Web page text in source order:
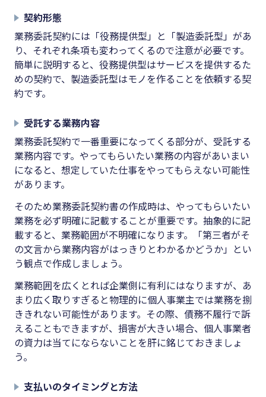
契約形態
業務委託契約には「役務提供型」と「製造委託型」があ
り、それぞれ条項も変わってくるので注意が必要です。
簡単に説明すると、役務提供型はサービスを提供するた
めの契約で、製造委託型はモノを作ることを依頼する契
約です。
受託する業務内容
業務委託契約で一番重要になってくる部分が、受託する
業務内容です。やってもらいたい業務の内容があいまい
になると、想定していた仕事をやってもらえない可能性
があります。
そのため業務委託契約書の作成時は、やってもらいたい
業務を必ず明確に記載することが重要です。抽象的に記
載すると、業務範囲が不明確になります。「第三者がそ
の文言から業務内容がはっきりとわかるかどうか」とい
う観点で作成しましょう。
業務範囲を広くとれば企業側に有利にはなりますが、あ
まり広く取りすぎると物理的に個人事業主では業務を捌
ききれない可能性があります。その際、債務不履行で訴
えることもできますが、損害が大きい場合、個人事業者
の資力は当てにならないことを肝に銘じておきましょ
う。
支払いのタイミングと方法